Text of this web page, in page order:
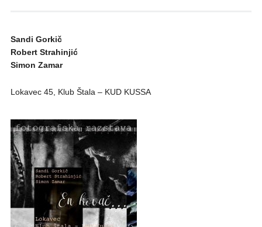
Sandi Gorkič
Robert Strahinjić
Simon Zamar
Lokavec 45, Klub Štala – KUD KUSSA